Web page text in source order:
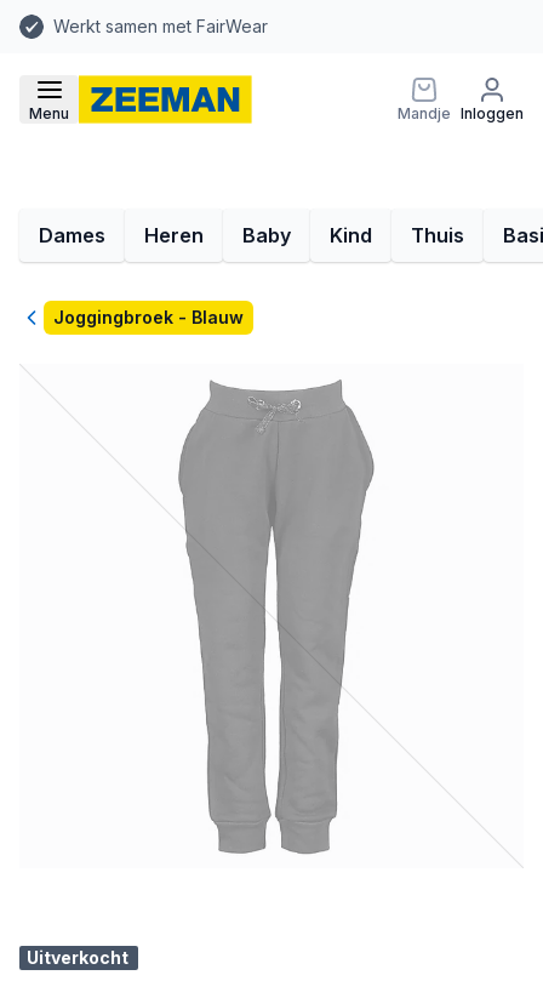
Werkt samen met FairWear
Menu Mandje Inloggen
Dames Heren Baby Kind Thuis
TerugJoggingbroek - Blauw
Uitverkocht